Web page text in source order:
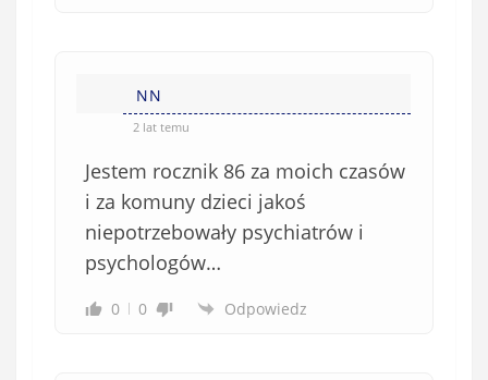
NN
2 lat temu
Jestem rocznik 86 za moich czasów
i za komuny dzieci jakoś
niepotrzebowały psychiatrów i
psychologów…
0 0 Odpowiedz